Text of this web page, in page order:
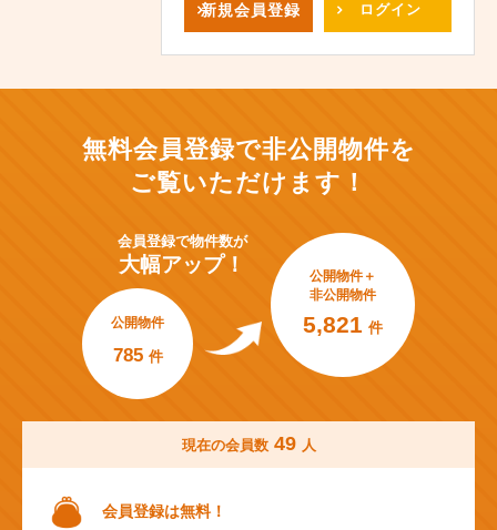
新規会員登録 ログイン
無料会員登録で非公開物件を
ご覧いただけます！
会員登録で物件数が
大幅アップ！
公開物件
785 件
公開物件＋
非公開物件
5,821 件
現在の会員数 49 人
会員登録は無料！